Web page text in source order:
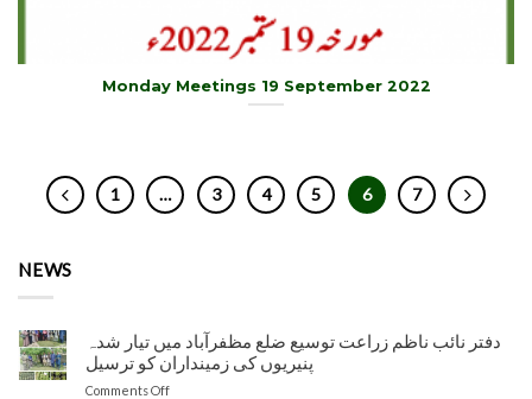
Monday Meetings 19 September 2022
1 … 3 4 5 6 7
NEWS
دفتر نائب ناظم زراعت توسیع ضلع مظفرآباد میں تیار شدہ
پنیریوں کی زمینداران کو ترسیل
Comments Offon